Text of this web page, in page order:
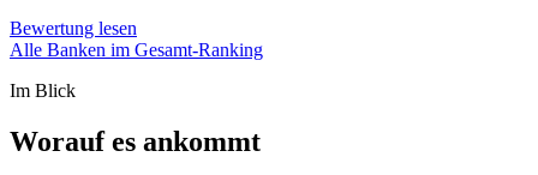
Bewertung lesen
Alle Banken im Gesamt-Ranking
Im Blick
Worauf es ankommt